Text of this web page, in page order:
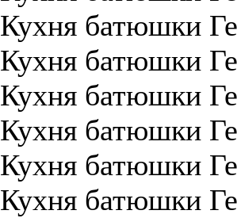
Кухня батюшки
Кухня батюшки
Кухня батюшки
Кухня батюшки
Кухня батюшки
Кухня батюшки